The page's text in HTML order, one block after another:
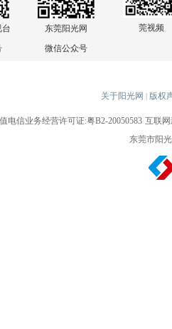
台
东莞阳光网
微信公众号
莞视频
关于阳光网 | 版权
电信业务经营许可证:粤B2-20050583 互联网
东莞市阳